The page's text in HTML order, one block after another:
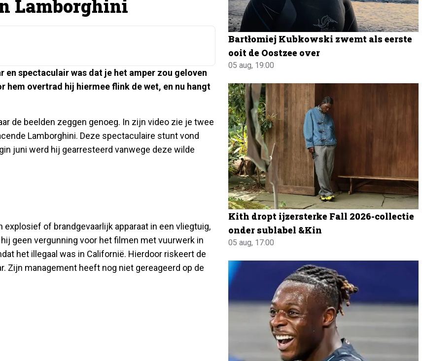
Lamborghini
en spectaculair was dat je het amper zou geloven
hem overtrad hij hiermee flink de wet, en nu hangt
de beelden zeggen genoeg. In zijn video zie je twee
Lamborghini. Deze spectaculaire stunt vond
juni werd hij gearresteerd vanwege deze wilde
of brandgevaarlijk apparaat in een vliegtuig,
geen vergunning voor het filmen met vuurwerk in
het illegaal was in Californië. Hierdoor riskeert de
Zijn management heeft nog niet gereageerd op de
Bartłomiej Kubkowski zwemt als eerste
ooit de Oostzee over
05 aug, 19:00
Kith dropt ijzersterke Fall 2026-collectie
onder sublabel &Kin
05 aug, 17:00